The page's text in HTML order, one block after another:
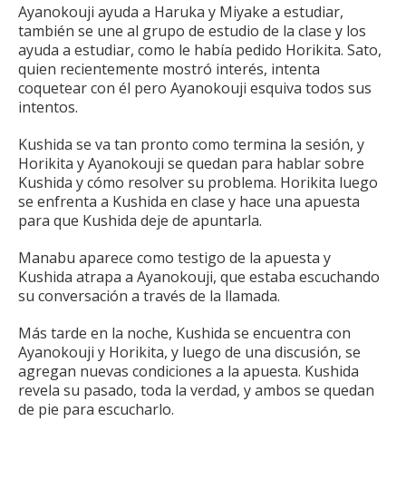
Ayanokouji ayuda a Haruka y Miyake a estudiar,
también se une al grupo de estudio de la clase y los
ayuda a estudiar, como le había pedido Horikita. Sato,
quien recientemente mostró interés, intenta
coquetear con él pero Ayanokouji esquiva todos sus
intentos.
Kushida se va tan pronto como termina la sesión, y
Horikita y Ayanokouji se quedan para hablar sobre
Kushida y cómo resolver su problema. Horikita luego
se enfrenta a Kushida en clase y hace una apuesta
para que Kushida deje de apuntarla.
Manabu aparece como testigo de la apuesta y
Kushida atrapa a Ayanokouji, que estaba escuchando
su conversación a través de la llamada.
Más tarde en la noche, Kushida se encuentra con
Ayanokouji y Horikita, y luego de una discusión, se
agregan nuevas condiciones a la apuesta. Kushida
revela su pasado, toda la verdad, y ambos se quedan
de pie para escucharlo.